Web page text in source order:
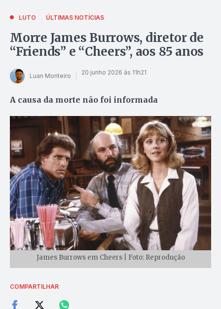
LUTO ÚLTIMAS NOTÍCIAS
Morre James Burrows, diretor de
“Friends” e “Cheers”, aos 85 anos
Luan Monteiro 20 junho 2026 às 11h21
A causa da morte não foi informada
James Burrows em Cheers | Foto: Reprodução
COMPARTILHAR